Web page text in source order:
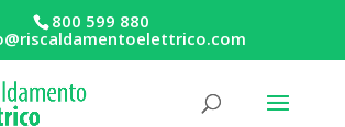
800 599 880